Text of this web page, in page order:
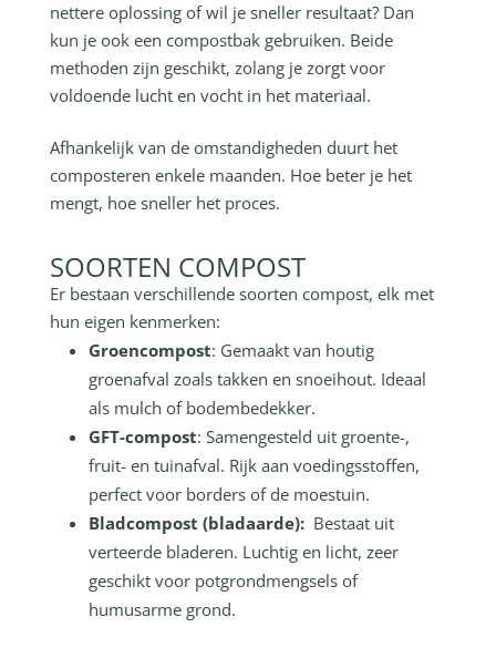
nettere oplossing of wil je sneller resultaat? Dan
kun je ook een compostbak gebruiken. Beide
methoden zijn geschikt, zolang je zorgt voor
voldoende lucht en vocht in het materiaal.
Afhankelijk van de omstandigheden duurt het
composteren enkele maanden. Hoe beter je het
mengt, hoe sneller het proces.
SOORTEN COMPOST
Er bestaan verschillende soorten compost, elk met
hun eigen kenmerken:
Groencompost: Gemaakt van houtig
groenafval zoals takken en snoeihout. Ideaal
als mulch of bodembedekker.
GFT-compost: Samengesteld uit groente-,
fruit- en tuinafval. Rijk aan voedingsstoffen,
perfect voor borders of de moestuin.
Bladcompost (bladaarde):Bestaat uit
verteerde bladeren. Luchtig en licht, zeer
geschikt voor potgrondmengsels of
humusarme grond.